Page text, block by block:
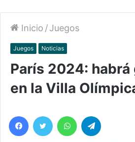
Inicio /Juegos
Juegos Noticias
París 2024: habrá
en la Villa
Facebook
Twitter WhatsApp